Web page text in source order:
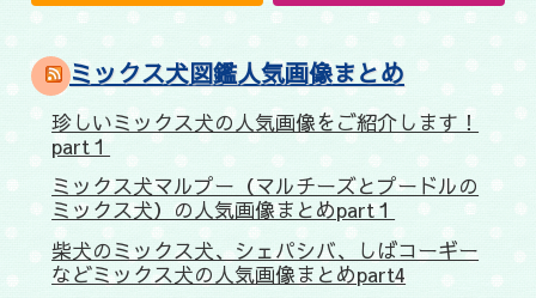
ミックス犬図鑑人気画像まとめ
珍しいミックス犬の人気画像をご紹介します！
part１
ミックス犬マルプー（マルチーズとプードルの
ミックス犬）の人気画像まとめpart１
柴犬のミックス犬、シェパシバ、しばコーギー
などミックス犬の人気画像まとめpart4